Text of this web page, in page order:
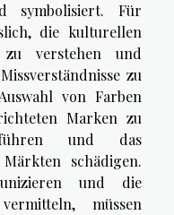
symbolisiert. Für
die kulturellen
verstehen und
zu
von Farben
Marken zu
führen und das
schädigen.
und die
müssen